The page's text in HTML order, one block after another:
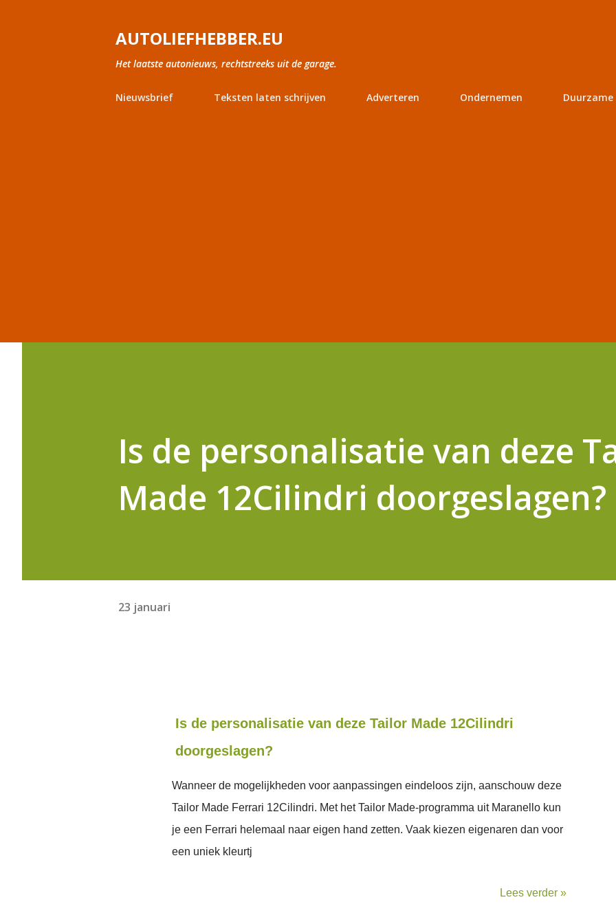
AUTOLIEFHEBBER.EU
Het laatste autonieuws, rechtstreeks uit de garage.
Nieuwsbrief Teksten laten schrijven Adverteren Ondernemen Duurzame
Is de personalisatie van deze
Made 12Cilindri doorgeslagen?
23 januari
Is de personalisatie van deze Tailor Made 12Cilindri
doorgeslagen?
Wanneer de mogelijkheden voor aanpassingen eindeloos zijn, aanschouw deze
Tailor Made Ferrari 12Cilindri. Met het Tailor Made-programma uit Maranello kun
je een Ferrari helemaal naar eigen hand zetten. Vaak kiezen eigenaren dan voor
een uniek kleurtj
Lees verder »